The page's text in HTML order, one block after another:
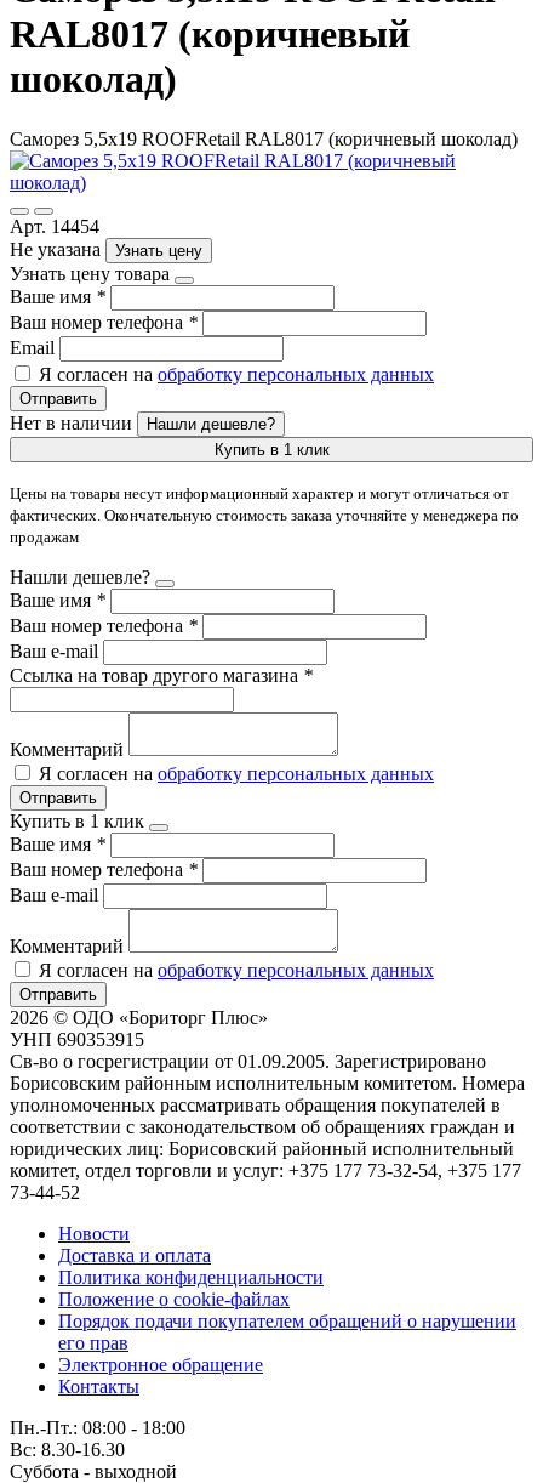
RAL8017 (коричневый
шоколад)
Саморез 5,5х19 ROOFRetail RAL8017 (коричневый шоколад)
Арт. 14454
Не указана
Узнать цену
Узнать цену товара
Ваше имя *
Ваш номер телефона *
Email
Я согласен на обработку персональных данных
Отправить
Нет в наличии
Нашли дешевле?
Купить в 1 клик
Цены на товары несут информационный характер и могут отличаться от
фактических. Окончательную стоимость заказа уточняйте у менеджера по
продажам
Нашли дешевле?
Ваше имя *
Ваш номер телефона *
Ваш e-mail
Ссылка на товар другого магазина *
Комментарий
Я согласен на обработку персональных данных
Отправить
Купить в 1 клик
Ваше имя *
Ваш номер телефона *
Ваш e-mail
Комментарий
Я согласен на обработку персональных данных
Отправить
2026 © ОДО «Бориторг Плюс»
УНП 690353915
Св-во о госрегистрации от 01.09.2005. Зарегистрировано
Борисовским районным исполнительным комитетом. Номера
уполномоченных рассматривать обращения покупателей в
соответствии с законодательством об обращениях граждан и
юридических лиц: Борисовский районный исполнительный
комитет, отдел торговли и услуг: +375 177 73-32-54, +375 177
73-44-52
Новости
Доставка и оплата
Политика конфиденциальности
Положение о cookie-файлах
Порядок подачи покупателем обращений о нарушении
его прав
Электронное обращение
Контакты
Пн.-Пт.: 08:00 - 18:00
Вс: 8.30-16.30
Суббота - выходной